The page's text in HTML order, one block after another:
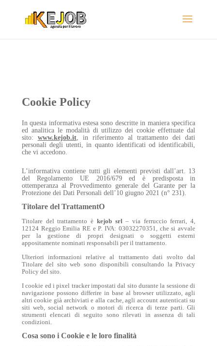
Cookie Policy
In questa informativa estesa sono descritte in maniera specifica
ed analitica le modalità di utilizzo dei cookie effettuate dal
sito: www.kejob.it, in riferimento al trattamento dei dati
personali degli utenti, in quanto identificati od identificabili,
che vi accedono.
L’informativa contiene tutti gli elementi previsti dall’art. 13
del Regolamento UE 2016/679 ed è predisposta in
ottemperanza al Provvedimento generale del Garante per la
Protezione dei Dati Personali dell’10 giugno 2021 (n° 231).
Titolare del TrattamentO
Titolare del trattamento è kejob srl– via ferruccio ferrari, 4,
12124 Reggio Emilia RE e P. IVA: 03032270351, che si avvale
per la gestione di propri designati o soggetti esterni
appositamente nominati responsabili per il trattamento.
Ulteriori informazioni relative al trattamento dati svolto dal
Titolare del sito web sono disponibili consultando la Privacy
Policy del sito.
I cookie ed i pixel tracker impostati dal sito durante la sessione di
navigazione possono differire in base al browser utilizzato, agli
altri cookie già archiviati e alla cache, agli account autenticati su
siti web, social network o motori di ricerca di terze parti. Gli
strumenti elencati di seguito sono rilevati in assenza di tali
condizioni.
Cosa sono i Cookie e le loro finalità